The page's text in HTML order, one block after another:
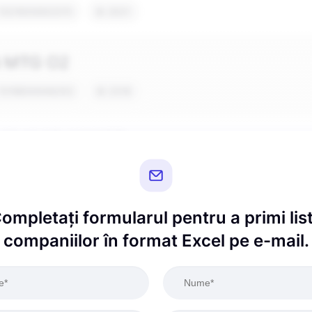
formularul pentru a primi
companiilor în format Excel pe e-mail.